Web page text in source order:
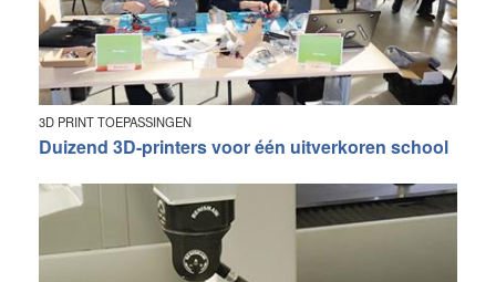
3D PRINT TOEPASSINGEN
Duizend 3D-printers voor één uitverkoren school